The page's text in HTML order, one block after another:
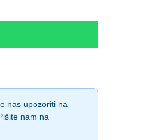
nas upozoriti na
nam na